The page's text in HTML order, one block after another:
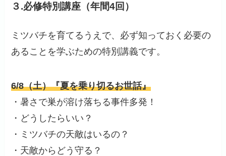
３.必修特別講座（年間4回）
ミツバチを育てるうえで、必ず知っておく必要の
あることを学ぶための特別講義です。
6/8（土）『夏を乗り切るお世話』
・暑さで巣が溶け落ちる事件多発！
・どうしたらいい？
・ミツバチの天敵はいるの？
・天敵からどう守る？